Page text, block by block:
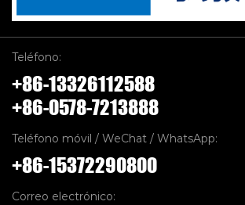
Teléfono:
+86-13326112588
+86-0578-7213888
Teléfono móvil / WeChat / WhatsApp:
+86-15372290800
Correo electrónico: